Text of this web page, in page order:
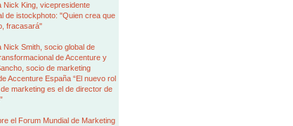
Nick King, vicepresidente
de istockphoto: "Quien crea que
fracasará"
Nick Smith, socio global de
de Accenture y
socio de marketing
Accenture España “El nuevo rol
marketing es el de director de
el Forum Mundial de Marketing